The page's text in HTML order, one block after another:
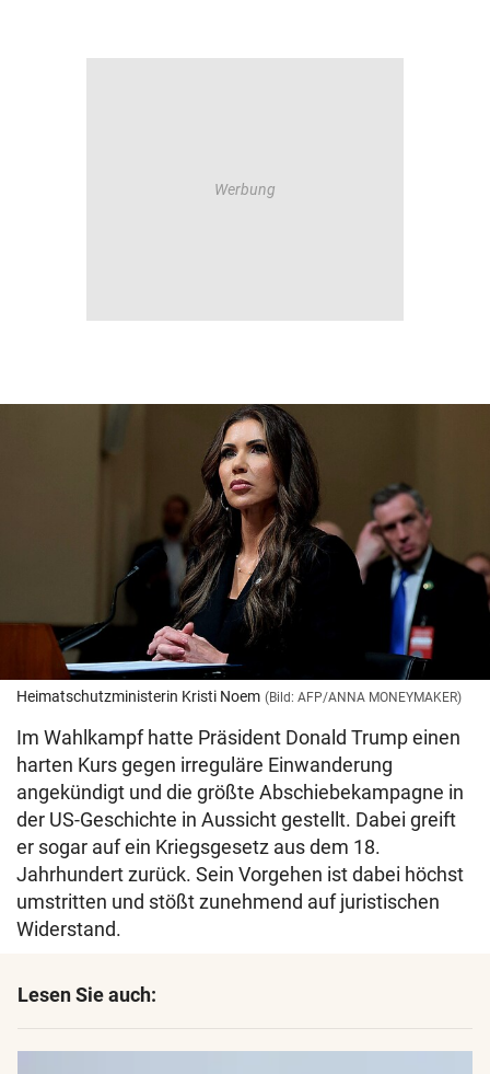
Heimatschutzministerin Kristi Noem (Bild: AFP/ANNA MONEYMAKER)
Im Wahlkampf hatte Präsident Donald Trump einen
harten Kurs gegen irreguläre Einwanderung
angekündigt und die größte Abschiebekampagne in
der US-Geschichte in Aussicht gestellt. Dabei greift
er sogar auf ein Kriegsgesetz aus dem 18.
Jahrhundert zurück. Sein Vorgehen ist dabei höchst
umstritten und stößt zunehmend auf juristischen
Widerstand.
Lesen Sie auch: